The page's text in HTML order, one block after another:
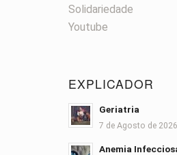
Solidariedade
Youtube
EXPLICADOR
Geriatria
7 de Agosto de
Anemia